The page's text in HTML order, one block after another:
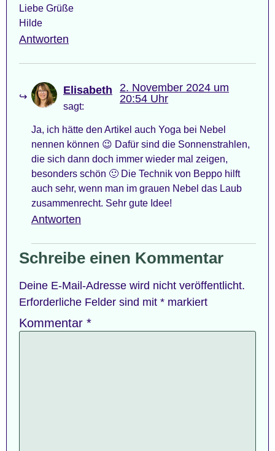
Liebe Grüße
Hilde
Antworten
Elisabeth
sagt:
2. November 2024 um
20:54 Uhr
Ja, ich hätte den Artikel auch Yoga bei Nebel
nennen können 😉 Dafür sind die Sonnenstrahlen,
die sich dann doch immer wieder mal zeigen,
besonders schön 🙂 Die Technik von Beppo hilft
auch sehr, wenn man im grauen Nebel das Laub
zusammenrecht. Sehr gute Idee!
Antworten
Schreibe einen Kommentar
Deine E-Mail-Adresse wird nicht veröffentlicht.
Erforderliche Felder sind mit * markiert
Kommentar *